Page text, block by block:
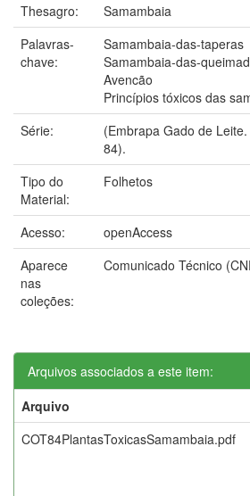
Thesagro:
Samambaia
Palavras-
chave:
Samambaia-das-taperas
Samambaia-das-
Avencão
Princípios tóxicos das
Série:
(Embrapa Gado de
84).
Tipo do
Material:
Folhetos
Acesso:
openAccess
Aparece
nas
coleções:
Comunicado Técnico
Arquivos associados a este item:
Arquivo
COT84PlantasToxicasSamambaia.pdf